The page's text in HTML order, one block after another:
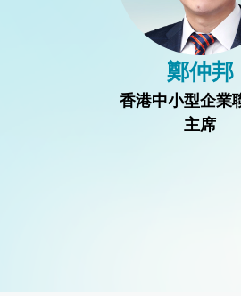
鄭仲邦
香港中小型企業
主席